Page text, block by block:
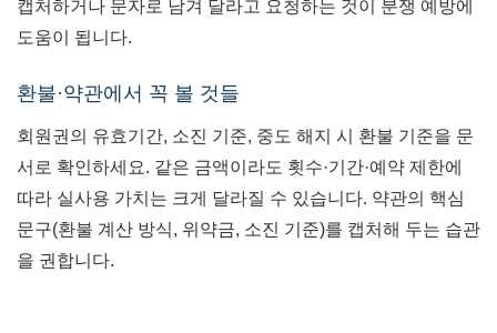
캡처하거나 문자로 남겨 달라고 요청하는 것이 분쟁 예방에
도움이 됩니다.
환불·약관에서 꼭 볼 것들
회원권의 유효기간, 소진 기준, 중도 해지 시 환불 기준을 문
서로 확인하세요. 같은 금액이라도 횟수·기간·예약 제한에
따라 실사용 가치는 크게 달라질 수 있습니다. 약관의 핵심
문구(환불 계산 방식, 위약금, 소진 기준)를 캡처해 두는 습관
을 권합니다.